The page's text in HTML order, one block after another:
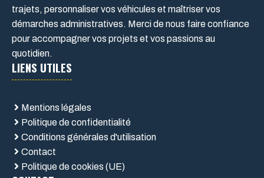
trajets, personnaliser vos véhicules et maîtriser vos
démarches administratives. Merci de nous faire confiance
pour accompagner vos projets et vos passions au
quotidien.
LIENS UTILES
Mentions légales
Politique de confidentialité
Conditions générales d'utilisation
Contact
Politique de cookies (UE)